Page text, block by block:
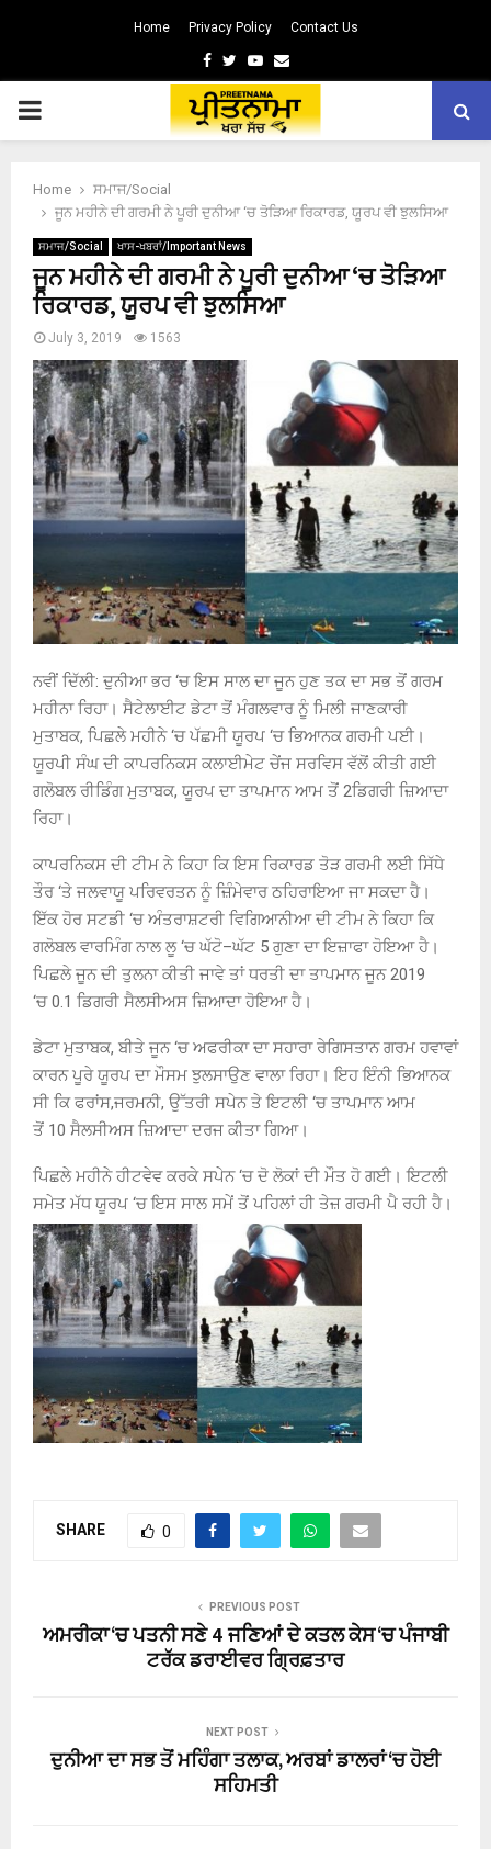
Home Privacy Policy Contact Us
Facebook
TwitterYoutube
Email
PRIMARY
Home
ਸਮਾਜ/Social
ਜੂਨ ਮਹੀਨੇ ਦੀ ਗਰਮੀ ਨੇ ਪੂਰੀ ਦੁਨੀਆ ‘ਚ ਤੋੜਿਆ ਰਿਕਾਰਡ, ਯੂਰਪ ਵੀ ਝੁਲਸਿਆ
ਸਮਾਜ/Social ਖਾਸ-ਖਬਰਾਂ/Important News
ਜੂਨ ਮਹੀਨੇ ਦੀ ਗਰਮੀ ਨੇ ਪੂਰੀ ਦੁਨੀਆ ‘ਚ ਤੋੜਿਆ
ਰਿਕਾਰਡ, ਯੂਰਪ ਵੀ ਝੁਲਸਿਆ
July 3, 2019 1563
ਨਵੀਂ ਦਿੱਲੀ: ਦੁਨੀਆ ਭਰ ‘ਚ ਇਸ ਸਾਲ ਦਾ ਜੂਨ ਹੁਣ ਤਕ ਦਾ ਸਭ ਤੋਂ ਗਰਮ
ਮਹੀਨਾ ਰਿਹਾ। ਸੈਟੇਲਾਈਟ ਡੇਟਾ ਤੋਂ ਮੰਗਲਵਾਰ ਨੂੰ ਮਿਲੀ ਜਾਣਕਾਰੀ
ਮੁਤਾਬਕ, ਪਿਛਲੇ ਮਹੀਨੇ ‘ਚ ਪੱਛਮੀ ਯੂਰਪ ‘ਚ ਭਿਆਨਕ ਗਰਮੀ ਪਈ।
ਯੂਰਪੀ ਸੰਘ ਦੀ ਕਾਪਰਨਿਕਸ ਕਲਾਈਮੇਟ ਚੇਂਜ ਸਰਵਿਸ ਵੱਲੋਂ ਕੀਤੀ ਗਈ
ਗਲੋਬਲ ਰੀਡਿੰਗ ਮੁਤਾਬਕ, ਯੂਰਪ ਦਾ ਤਾਪਮਾਨ ਆਮ ਤੋਂ 2ਡਿਗਰੀ ਜ਼ਿਆਦਾ
ਰਿਹਾ।
ਕਾਪਰਨਿਕਸ ਦੀ ਟੀਮ ਨੇ ਕਿਹਾ ਕਿ ਇਸ ਰਿਕਾਰਡ ਤੋੜ ਗਰਮੀ ਲਈ ਸਿੱਧੇ
ਤੌਰ ‘ਤੇ ਜਲਵਾਯੂ ਪਰਿਵਰਤਨ ਨੂੰ ਜ਼ਿੰਮੇਵਾਰ ਠਹਿਰਾਇਆ ਜਾ ਸਕਦਾ ਹੈ।
ਇੱਕ ਹੋਰ ਸਟਡੀ ‘ਚ ਅੰਤਰਾਸ਼ਟਰੀ ਵਿਗਿਆਨੀਆ ਦੀ ਟੀਮ ਨੇ ਕਿਹਾ ਕਿ
ਗਲੋਬਲ ਵਾਰਮਿੰਗ ਨਾਲ ਲੂ ‘ਚ ਘੱਟੋ–ਘੱਟ 5 ਗੁਣਾ ਦਾ ਇਜ਼ਾਫਾ ਹੋਇਆ ਹੈ।
ਪਿਛਲੇ ਜੂਨ ਦੀ ਤੁਲਨਾ ਕੀਤੀ ਜਾਵੇ ਤਾਂ ਧਰਤੀ ਦਾ ਤਾਪਮਾਨ ਜੂਨ2019
‘ਚ0.1 ਡਿਗਰੀ ਸੈਲਸੀਅਸ ਜ਼ਿਆਦਾ ਹੋਇਆ ਹੈ।
ਡੇਟਾ ਮੁਤਾਬਕ, ਬੀਤੇ ਜੂਨ ‘ਚ ਅਫਰੀਕਾ ਦਾ ਸਹਾਰਾ ਰੇਗਿਸਤਾਨ ਗਰਮ ਹਵਾਵਾਂ
ਕਾਰਨ ਪੂਰੇ ਯੂਰਪ ਦਾ ਮੌਸਮ ਝੁਲਸਾਉਣ ਵਾਲਾ ਰਿਹਾ। ਇਹ ਇੰਨੀ ਭਿਆਨਕ
ਸੀ ਕਿ ਫਰਾਂਸ,ਜਰਮਨੀ, ਉੱਤਰੀ ਸਪੇਨ ਤੇ ਇਟਲੀ ‘ਚ ਤਾਪਮਾਨ ਆਮ
ਤੋਂ 10 ਸੈਲਸੀਅਸ ਜ਼ਿਆਦਾ ਦਰਜ ਕੀਤਾ ਗਿਆ।
ਪਿਛਲੇ ਮਹੀਨੇ ਹੀਟਵੇਵ ਕਰਕੇ ਸਪੇਨ ‘ਚ ਦੋ ਲੋਕਾਂ ਦੀ ਮੌਤ ਹੋ ਗਈ। ਇਟਲੀ
ਸਮੇਤ ਮੱਧ ਯੂਰਪ ‘ਚ ਇਸ ਸਾਲ ਸਮੇਂ ਤੋਂ ਪਹਿਲਾਂ ਹੀ ਤੇਜ਼ ਗਰਮੀ ਪੈ ਰਹੀ ਹੈ।
SHARE 0
PREVIOUS POST
ਅਮਰੀਕਾ ‘ਚ ਪਤਨੀ ਸਣੇ 4 ਜਣਿਆਂ ਦੇ ਕਤਲ ਕੇਸ ‘ਚ ਪੰਜਾਬੀ
ਟਰੱਕ ਡਰਾਈਵਰ ਗ੍ਰਿਫ਼ਤਾਰ
NEXT POST
ਦੁਨੀਆ ਦਾ ਸਭ ਤੋਂ ਮਹਿੰਗਾ ਤਲਾਕ, ਅਰਬਾਂ ਡਾਲਰਾਂ ‘ਚ ਹੋਈ
ਸਹਿਮਤੀ